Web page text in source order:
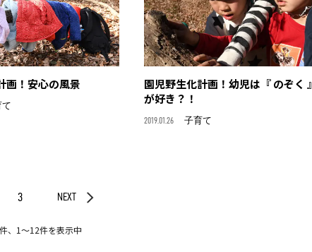
画！安心の風景
て
園児野生化計画！幼児は『 のぞく 』
が好き？！
2019.01.26 子育て
3 NEXT
、1〜12件を表示中